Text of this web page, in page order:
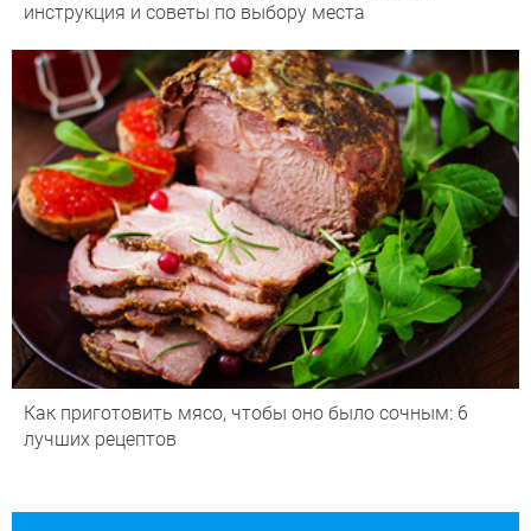
инструкция и советы по выбору места
Как приготовить мясо, чтобы оно было сочным: 6
лучших рецептов